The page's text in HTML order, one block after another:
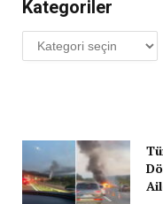
Kategoriler
Kategoriler